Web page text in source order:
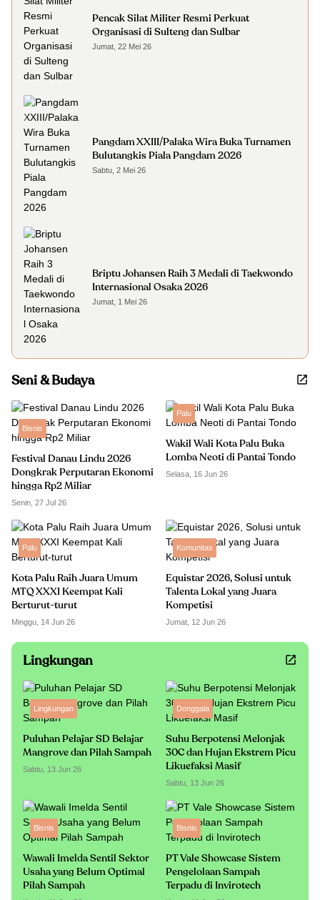
Pencak Silat Militer Resmi Perkuat
Organisasi di Sulteng dan Sulbar
Jumat, 22 Mei 26
Pangdam XXIII/Palaka Wira Buka Turnamen
Bulutangkis Piala Pangdam 2026
Sabtu, 2 Mei 26
Briptu Johansen Raih 3 Medali di Taekwondo
Internasional Osaka 2026
Jumat, 1 Mei 26
Seni & Budaya
Bisnis
Festival Danau Lindu 2026
Dongkrak Perputaran Ekonomi
hingga Rp2 Miliar
Senin, 27 Jul 26
Palu
Wakil Wali Kota Palu Buka
Lomba Neoti di Pantai Tondo
Selasa, 16 Jun 26
Palu
Kota Palu Raih Juara Umum
MTQ XXXI Keempat Kali
Berturut-turut
Minggu, 14 Jun 26
Komunitas
Equistar 2026, Solusi untuk
Talenta Lokal yang Juara
Kompetisi
Jumat, 12 Jun 26
Lingkungan
Lingkungan
Puluhan Pelajar SD Belajar
Mangrove dan Pilah Sampah
Sabtu, 13 Jun 26
Donggala
Suhu Berpotensi Melonjak
30C dan Hujan Ekstrem Picu
Likuefaksi Masif
Sabtu, 13 Jun 26
Bisnis
Wawali Imelda Sentil Sektor
Usaha yang Belum Optimal
Pilah Sampah
Bisnis
PT Vale Showcase Sistem
Pengelolaan Sampah
Terpadu di Invirotech